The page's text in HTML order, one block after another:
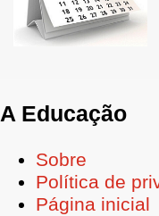
A Educação
Sobre
Política de
Página inicial